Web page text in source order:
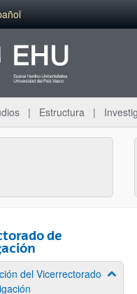
Estructura
de
del Vicerrectorado